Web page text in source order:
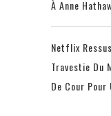
À Anne
Netflix
Travestie Du
De Cour Pour